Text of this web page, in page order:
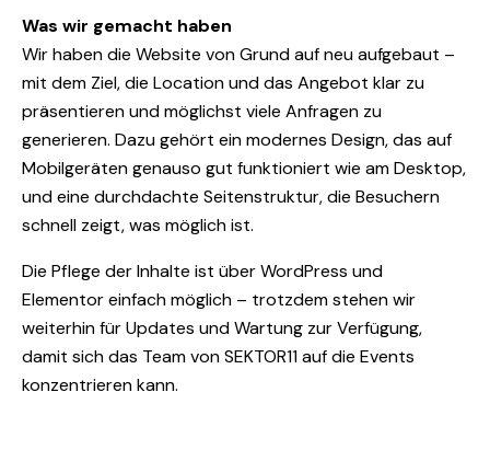
Was wir gemacht haben
Wir haben die Website von Grund auf neu aufgebaut –
mit dem Ziel, die Location und das Angebot klar zu
präsentieren und möglichst viele Anfragen zu
generieren. Dazu gehört ein modernes Design, das auf
Mobilgeräten genauso gut funktioniert wie am Desktop,
und eine durchdachte Seitenstruktur, die Besuchern
schnell zeigt, was möglich ist.
Die Pflege der Inhalte ist über WordPress und
Elementor einfach möglich – trotzdem stehen wir
weiterhin für Updates und Wartung zur Verfügung,
damit sich das Team von SEKTOR11 auf die Events
konzentrieren kann.